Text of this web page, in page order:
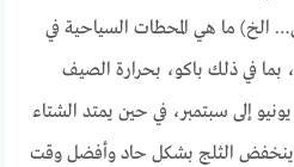
الخ) ما هي المحطات السياحية في
بما في ذلك باكو، بحرارة الصيف
إلى سبتمبر، في حين يمتد الشتاء
ينخفض الثلج بشكل حاد وأفضل وقت